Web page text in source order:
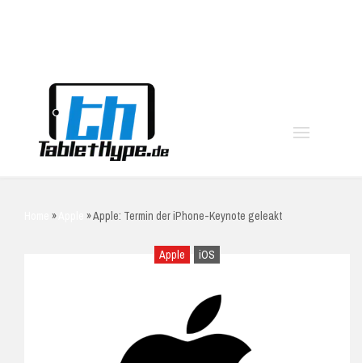
» »Apple: Termin der iPhone-Keynote geleakt
Apple iOS